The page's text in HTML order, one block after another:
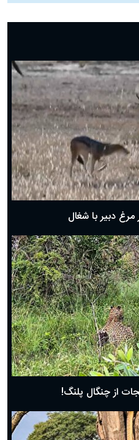
دبیر با شغال
از چنگال پلنگ!